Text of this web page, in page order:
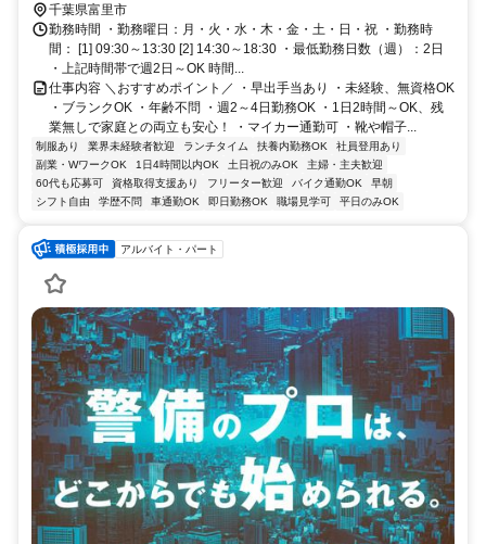
千葉県富里市
勤務時間 ・勤務曜日：月・火・水・木・金・土・日・祝 ・勤務時
間： [1] 09:30～13:30 [2] 14:30～18:30 ・最低勤務日数（週）：2日
・上記時間帯で週2日～OK 時間...
仕事内容 ＼おすすめポイント／ ・早出手当あり ・未経験、無資格OK
・ブランクOK ・年齢不問 ・週2～4日勤務OK ・1日2時間～OK、残
業無しで家庭との両立も安心！ ・マイカー通勤可 ・靴や帽子...
制服あり 業界未経験者歓迎 ランチタイム 扶養内勤務OK
社員登用あり
副業・WワークOK
1日4時間以内OK 土日祝のみOK
主婦・主夫歓迎
60代も応募可
資格取得支援あり フリーター歓迎 バイク通勤OK
早朝
シフト自由
学歴不問 車通勤OK 即日勤務OK 職場見学可 平日のみOK
アルバイト・パート